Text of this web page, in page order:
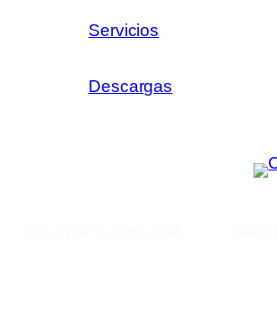
Servicios
Descargas